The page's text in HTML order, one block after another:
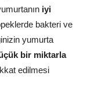
iyi
bakteri ve
yumurta
bir miktarla
edilmesi